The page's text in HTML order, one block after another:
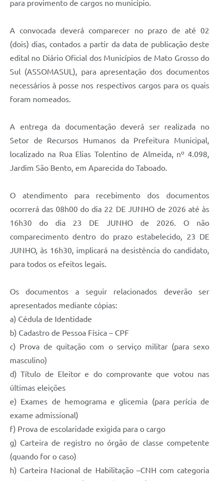
para provimento de cargos no município.
A convocada deverá comparecer no prazo de até 02
(dois) dias, contados a partir da data de publicação deste
edital no Diário Oficial dos Municípios de Mato Grosso do
Sul (ASSOMASUL), para apresentação dos documentos
necessários à posse nos respectivos cargos para os quais
foram nomeados.
A entrega da documentação deverá ser realizada no
Setor de Recursos Humanos da Prefeitura Municipal,
localizado na Rua Elias Tolentino de Almeida, nº 4.098,
Jardim São Bento, em Aparecida do Taboado.
O atendimento para recebimento dos documentos
ocorrerá das 08h00 do dia 22 DE JUNHO de 2026 até às
16h30 do dia 23 DE JUNHO de 2026. O não
comparecimento dentro do prazo estabelecido, 23 DE
JUNHO, às 16h30, implicará na desistência do candidato,
para todos os efeitos legais.
Os documentos a seguir relacionados deverão ser
apresentados mediante cópias:
a) Cédula de Identidade
b) Cadastro de Pessoa Física – CPF
c) Prova de quitação com o serviço militar (para sexo
masculino)
d) Título de Eleitor e do comprovante que votou nas
últimas eleições
e) Exames de hemograma e glicemia (para perícia de
exame admissional)
f) Prova de escolaridade exigida para o cargo
g) Carteira de registro no órgão de classe competente
(quando for o caso)
h) Carteira Nacional de Habilitação –CNH com categoria